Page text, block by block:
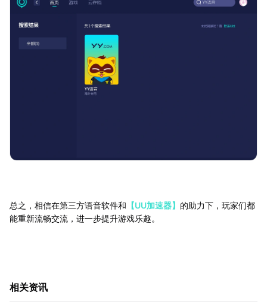
总之，相信在第三方语音软件和 【UU加速器】 的助力下，玩家们都
能重新流畅交流，进一步提升游戏乐趣。
相关资讯